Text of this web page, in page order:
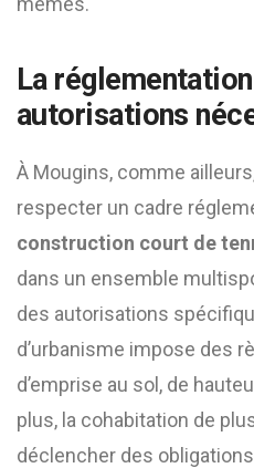
La
autorisations
À Mougins, comme
respecter un cadre
construction court de
dans un ensemble
des autorisations
d’urbanisme impose des
d’emprise au sol, de
plus, la cohabitation de
déclencher des